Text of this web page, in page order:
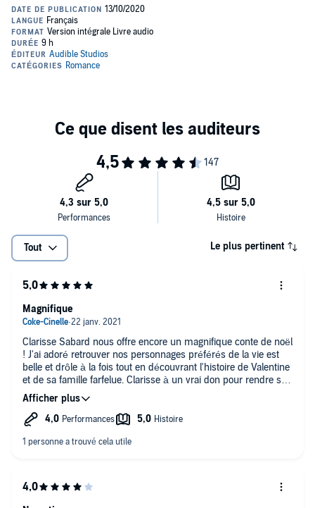
plutôt, uniquement accompagnée de son fils adolescent, car le mari,
lui, a préféré continuer sa route avec une jeunette...
En cette période de fêtes, elle va croiser le chemin d'un Anglais
récemment installé au village, de Rémi, qu'elle n'avait pas vu depuis
des années... et d'une vieille photo représentant un beau jeune
homme marocain, qui aurait vécu à Vallenot dans les années
50/60, avant de disparaître du jour au lendemain...
©2020 Leduc.s (P)2020 Audible Studios
Tout Le plus pertinent
Clarisse Sabard nous offre encore un magnifique conte de noël
! J'ai adoré retrouver nos personnages préférés de la vie est
belle et drôle à la fois tout en découvrant l'histoire de Valentine
et de sa famille farfelue. Clarisse à un vrai don pour rendre ses
personnages ultra attachants et nous faire rêver avec des
décors magnifiques.
Magnifique